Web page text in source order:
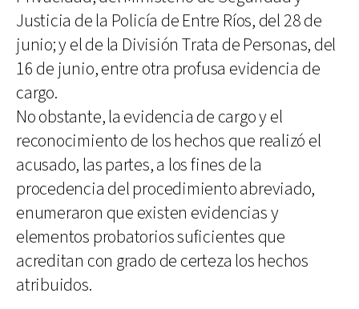
Justicia de la Policía de Entre Ríos, del 28 de
junio; y el de la División Trata de Personas, del
16 de junio, entre otra profusa evidencia de
cargo.
No obstante, la evidencia de cargo y el
reconocimiento de los hechos que realizó el
acusado, las partes, a los fines de la
procedencia del procedimiento abreviado,
enumeraron que existen evidencias y
elementos probatorios suficientes que
acreditan con grado de certeza los hechos
atribuidos.